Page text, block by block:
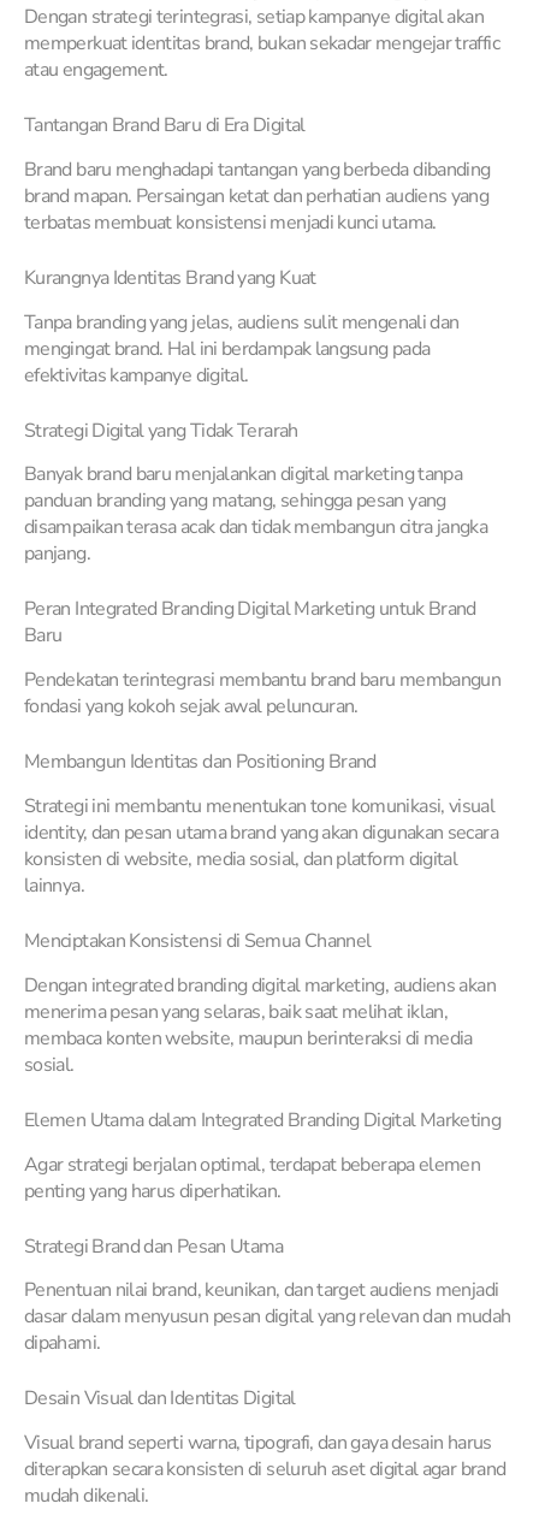
Dengan strategi terintegrasi, setiap kampanye digital akan
memperkuat identitas brand, bukan sekadar mengejar traffic
atau engagement.
Tantangan Brand Baru di Era Digital
Brand baru menghadapi tantangan yang berbeda dibanding
brand mapan. Persaingan ketat dan perhatian audiens yang
terbatas membuat konsistensi menjadi kunci utama.
Kurangnya Identitas Brand yang Kuat
Tanpa branding yang jelas, audiens sulit mengenali dan
mengingat brand. Hal ini berdampak langsung pada
efektivitas kampanye digital.
Strategi Digital yang Tidak Terarah
Banyak brand baru menjalankan digital marketing tanpa
panduan branding yang matang, sehingga pesan yang
disampaikan terasa acak dan tidak membangun citra jangka
panjang.
Peran Integrated Branding Digital Marketing untuk Brand
Baru
Pendekatan terintegrasi membantu brand baru membangun
fondasi yang kokoh sejak awal peluncuran.
Membangun Identitas dan Positioning Brand
Strategi ini membantu menentukan tone komunikasi, visual
identity, dan pesan utama brand yang akan digunakan secara
konsisten di website, media sosial, dan platform digital
lainnya.
Menciptakan Konsistensi di Semua Channel
Dengan integrated branding digital marketing, audiens akan
menerima pesan yang selaras, baik saat melihat iklan,
membaca konten website, maupun berinteraksi di media
sosial.
Elemen Utama dalam Integrated Branding Digital Marketing
Agar strategi berjalan optimal, terdapat beberapa elemen
penting yang harus diperhatikan.
Strategi Brand dan Pesan Utama
Penentuan nilai brand, keunikan, dan target audiens menjadi
dasar dalam menyusun pesan digital yang relevan dan mudah
dipahami.
Desain Visual dan Identitas Digital
Visual brand seperti warna, tipografi, dan gaya desain harus
diterapkan secara konsisten di seluruh aset digital agar brand
mudah dikenali.